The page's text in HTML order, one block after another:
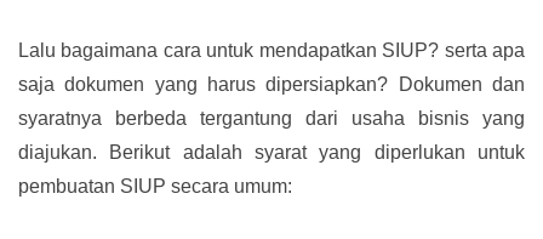
Lalu bagaimana cara untuk mendapatkan SIUP? serta apa
saja dokumen yang harus dipersiapkan? Dokumen dan
syaratnya berbeda tergantung dari usaha bisnis yang
diajukan. Berikut adalah syarat yang diperlukan untuk
pembuatan SIUP secara umum: